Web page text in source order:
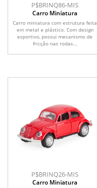
P$BRINQ86-MIS
Carro Miniatura
Carro miniatura com estrutura feita
em metal e plástico. Com design
esportivo, possui mecanismo de
fricção nas rodas...
P$BRINQ26-MIS
Carro Miniatura